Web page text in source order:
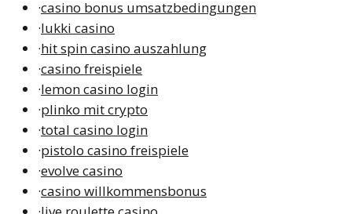
·casino bonus umsatzbedingungen
·lukki casino
·hit spin casino auszahlung
·casino freispiele
·lemon casino login
·plinko mit crypto
·total casino login
·pistolo casino freispiele
·evolve casino
·casino willkommensbonus